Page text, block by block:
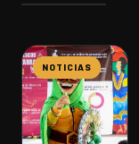
NOTICIAS